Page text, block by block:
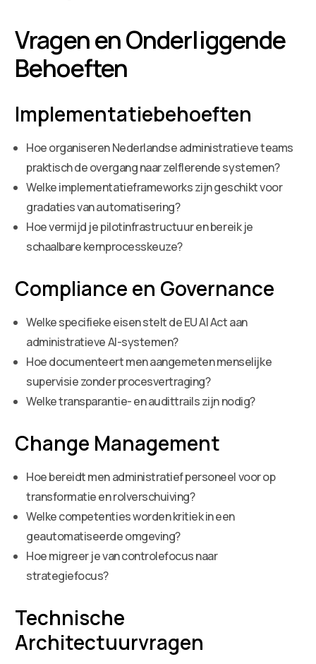
Vragen en Onderliggende
Behoeften
Implementatiebehoeften
Hoe organiseren Nederlandse administratieve teams
praktisch de overgang naar zelflerende systemen?
Welke implementatieframeworks zijn geschikt voor
gradaties van automatisering?
Hoe vermijd je pilotinfrastructuur en bereik je
schaalbare kernprocesskeuze?
Compliance en Governance
Welke specifieke eisen stelt de EU AI Act aan
administratieve AI-systemen?
Hoe documenteert men aangemeten menselijke
supervisie zonder procesvertraging?
Welke transparantie- en audittrails zijn nodig?
Change Management
Hoe bereidt men administratief personeel voor op
transformatie en rolverschuiving?
Welke competenties worden kritiek in een
geautomatiseerde omgeving?
Hoe migreer je van controlefocus naar
strategiefocus?
Technische
Architectuurvragen